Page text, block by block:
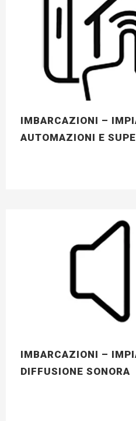
IMBARCAZIONI –
AUTOMAZIONI E
IMBARCAZIONI –
DIFFUSIONE SONORA